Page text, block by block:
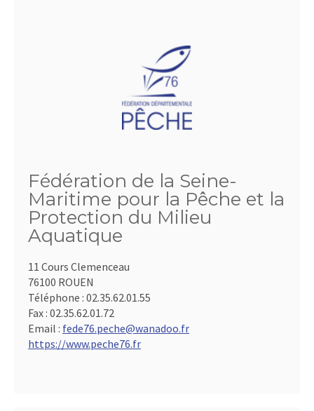
Fédération de la Seine-
Maritime pour la Pêche et la
Protection du Milieu
Aquatique
11 Cours Clemenceau
76100 ROUEN
Téléphone : 02.35.62.01.55
Fax : 02.35.62.01.72
Email : fede76.peche@wanadoo.fr
https://www.peche76.fr